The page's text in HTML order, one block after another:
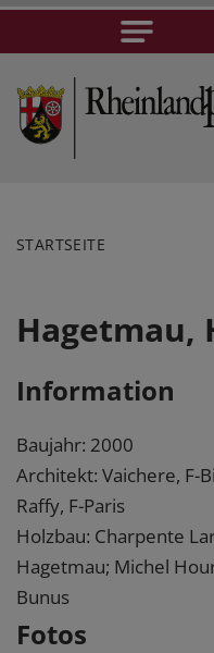
STARTSEITE
Hagetmau,
Information
Baujahr: 2000
Architekt: Vaichere, F-
Raffy, F-Paris
Holzbau: Charpente
Hagetmau; Michel
Bunus
Fotos